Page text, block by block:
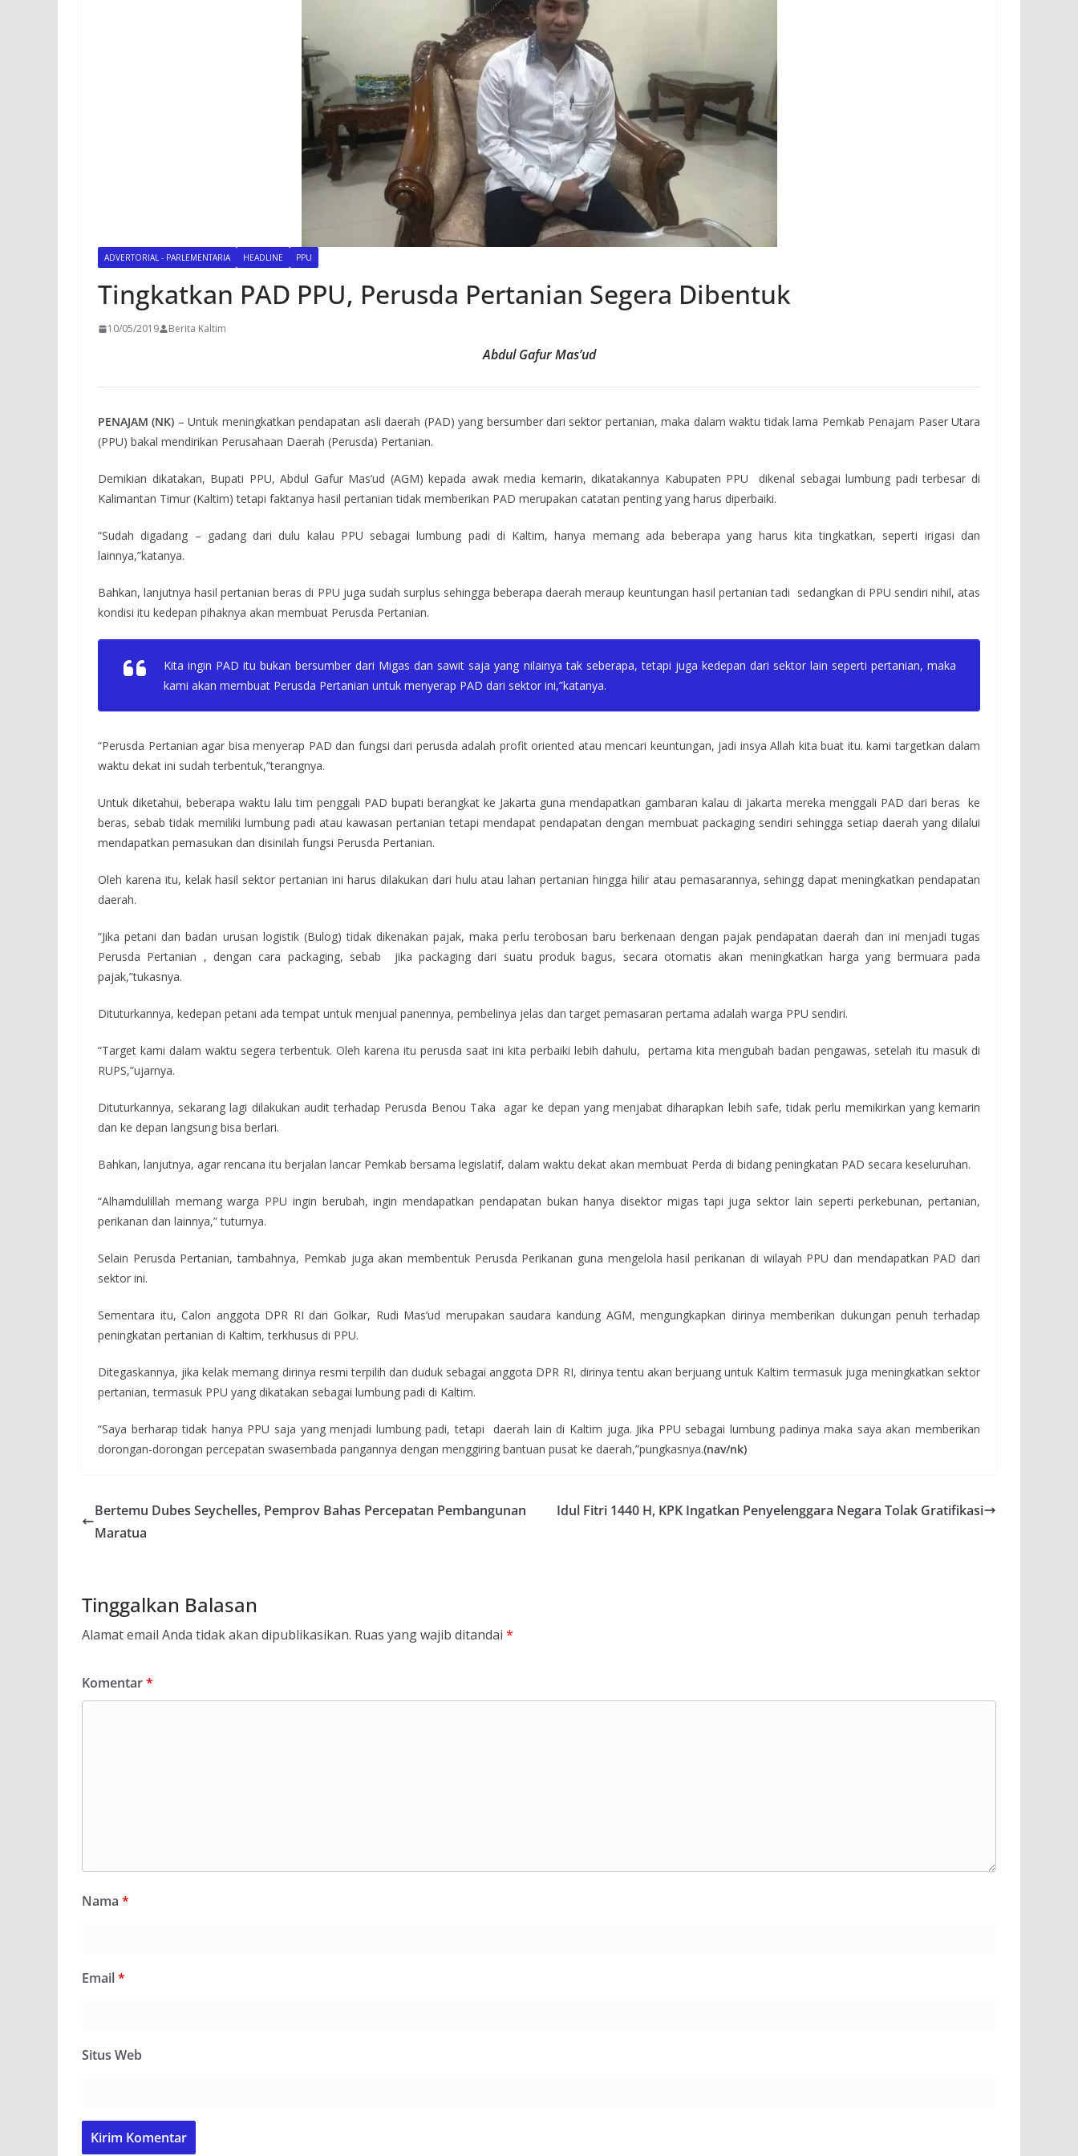
ADVERTORIAL - PARLEMENTARIA HEADLINE PPU
Tingkatkan PAD PPU, Perusda Pertanian Segera Dibentuk
10/05/2019 Berita Kaltim
Abdul Gafur Mas’ud
PENAJAM (NK) – Untuk meningkatkan pendapatan asli daerah (PAD) yang bersumber dari sektor pertanian, maka dalam waktu tidak lama Pemkab Penajam Paser Utara
(PPU) bakal mendirikan Perusahaan Daerah (Perusda) Pertanian.
Demikian dikatakan, Bupati PPU, Abdul Gafur Mas’ud (AGM) kepada awak media kemarin, dikatakannya Kabupaten PPU dikenal sebagai lumbung padi terbesar di
Kalimantan Timur (Kaltim) tetapi faktanya hasil pertanian tidak memberikan PAD merupakan catatan penting yang harus diperbaiki.
“Sudah digadang – gadang dari dulu kalau PPU sebagai lumbung padi di Kaltim, hanya memang ada beberapa yang harus kita tingkatkan, seperti irigasi dan
lainnya,”katanya.
Bahkan, lanjutnya hasil pertanian beras di PPU juga sudah surplus sehingga beberapa daerah meraup keuntungan hasil pertanian tadi sedangkan di PPU sendiri nihil, atas
kondisi itu kedepan pihaknya akan membuat Perusda Pertanian.
Kita ingin PAD itu bukan bersumber dari Migas dan sawit saja yang nilainya tak seberapa, tetapi juga kedepan dari sektor lain seperti pertanian, maka
kami akan membuat Perusda Pertanian untuk menyerap PAD dari sektor ini,”katanya.
“Perusda Pertanian agar bisa menyerap PAD dan fungsi dari perusda adalah profit oriented atau mencari keuntungan, jadi insya Allah kita buat itu. kami targetkan dalam
waktu dekat ini sudah terbentuk,”terangnya.
Untuk diketahui, beberapa waktu lalu tim penggali PAD bupati berangkat ke Jakarta guna mendapatkan gambaran kalau di jakarta mereka menggali PAD dari beras ke
beras, sebab tidak memiliki lumbung padi atau kawasan pertanian tetapi mendapat pendapatan dengan membuat packaging sendiri sehingga setiap daerah yang dilalui
mendapatkan pemasukan dan disinilah fungsi Perusda Pertanian.
Oleh karena itu, kelak hasil sektor pertanian ini harus dilakukan dari hulu atau lahan pertanian hingga hilir atau pemasarannya, sehingg dapat meningkatkan pendapatan
daerah.
“Jika petani dan badan urusan logistik (Bulog) tidak dikenakan pajak, maka perlu terobosan baru berkenaan dengan pajak pendapatan daerah dan ini menjadi tugas
Perusda Pertanian , dengan cara packaging, sebab jika packaging dari suatu produk bagus, secara otomatis akan meningkatkan harga yang bermuara pada
pajak,”tukasnya.
Dituturkannya, kedepan petani ada tempat untuk menjual panennya, pembelinya jelas dan target pemasaran pertama adalah warga PPU sendiri.
“Target kami dalam waktu segera terbentuk. Oleh karena itu perusda saat ini kita perbaiki lebih dahulu, pertama kita mengubah badan pengawas, setelah itu masuk di
RUPS,”ujarnya.
Dituturkannya, sekarang lagi dilakukan audit terhadap Perusda Benou Taka agar ke depan yang menjabat diharapkan lebih safe, tidak perlu memikirkan yang kemarin
dan ke depan langsung bisa berlari.
Bahkan, lanjutnya, agar rencana itu berjalan lancar Pemkab bersama legislatif, dalam waktu dekat akan membuat Perda di bidang peningkatan PAD secara keseluruhan.
“Alhamdulillah memang warga PPU ingin berubah, ingin mendapatkan pendapatan bukan hanya disektor migas tapi juga sektor lain seperti perkebunan, pertanian,
perikanan dan lainnya,” tuturnya.
Selain Perusda Pertanian, tambahnya, Pemkab juga akan membentuk Perusda Perikanan guna mengelola hasil perikanan di wilayah PPU dan mendapatkan PAD dari
sektor ini.
Sementara itu, Calon anggota DPR RI dari Golkar, Rudi Mas’ud merupakan saudara kandung AGM, mengungkapkan dirinya memberikan dukungan penuh terhadap
peningkatan pertanian di Kaltim, terkhusus di PPU.
Ditegaskannya, jika kelak memang dirinya resmi terpilih dan duduk sebagai anggota DPR RI, dirinya tentu akan berjuang untuk Kaltim termasuk juga meningkatkan sektor
pertanian, termasuk PPU yang dikatakan sebagai lumbung padi di Kaltim.
“Saya berharap tidak hanya PPU saja yang menjadi lumbung padi, tetapi daerah lain di Kaltim juga. Jika PPU sebagai lumbung padinya maka saya akan memberikan
dorongan-dorongan percepatan swasembada pangannya dengan menggiring bantuan pusat ke daerah,”pungkasnya.(nav/nk)
Bertemu Dubes Seychelles, Pemprov Bahas Percepatan Pembangunan
Maratua
Idul Fitri 1440 H, KPK Ingatkan Penyelenggara Negara Tolak Gratifikasi
Tinggalkan Balasan
Alamat email Anda tidak akan dipublikasikan. Ruas yang wajib ditandai *
Komentar*
Nama *
Email*
Situs Web